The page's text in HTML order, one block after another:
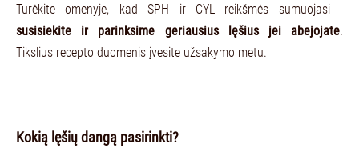
Turėkite omenyje, kad SPH ir CYL reikšmės sumuojasi -
susisiekite ir parinksime geriausius lęšius jei abejojate.
Tikslius recepto duomenis įvesite užsakymo metu.
Kokią lęšių dangą pasirinkti?